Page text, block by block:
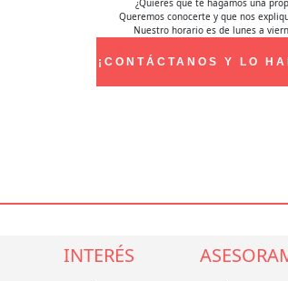
¿Quieres que te hagamos una
Queremos conocerte y que nos
Nuestro horario es de lunes a
¡CONTÁCTANOS Y LO
INTERÉS